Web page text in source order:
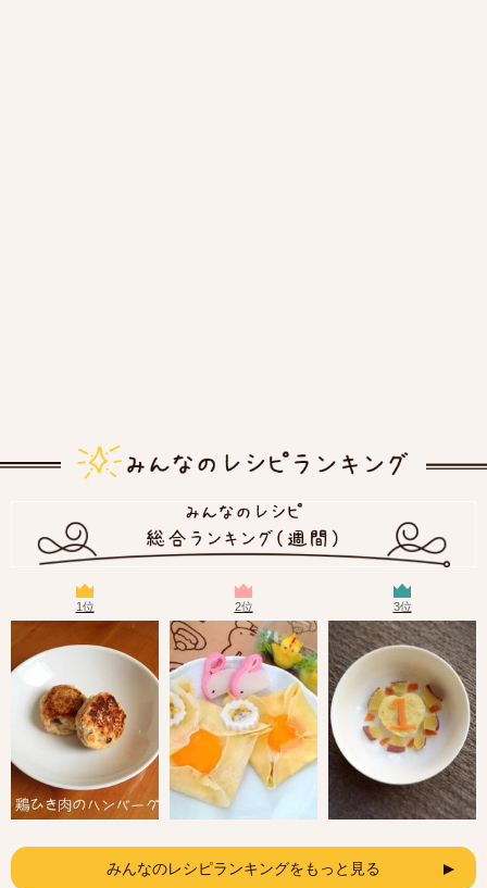
1位 2位 3位
みんなのレシピランキングをもっと見る